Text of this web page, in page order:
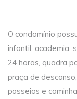
O condomínio
infantil, academia,
24 horas, quadra
praça de
passeios e